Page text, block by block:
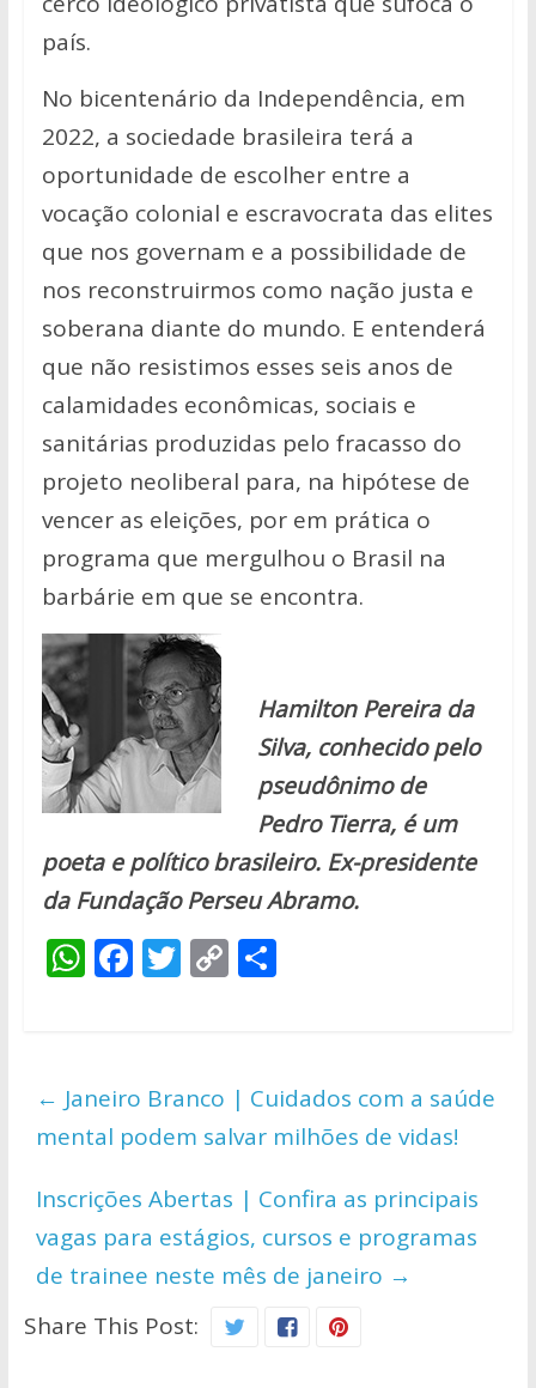
país.
No bicentenário da Independência, em
2022, a sociedade brasileira terá a
oportunidade de escolher entre a
vocação colonial e escravocrata das elites
que nos governam e a possibilidade de
nos reconstruirmos como nação justa e
soberana diante do mundo. E entenderá
que não resistimos esses seis anos de
calamidades econômicas, sociais e
sanitárias produzidas pelo fracasso do
projeto neoliberal para, na hipótese de
vencer as eleições, por em prática o
programa que mergulhou o Brasil na
barbárie em que se encontra.
Hamilton Pereira da
Silva, conhecido pelo
pseudônimo de
Pedro Tierra, é um
poeta e político brasileiro. Ex-presidente
da Fundação Perseu Abramo.
W
A
p
p
F
o
o
k
T C
Li
n
k
S
← Janeiro Branco | Cuidados com a saúde
mental podem salvar milhões de vidas!
Inscrições Abertas | Confira as principais
vagas para estágios, cursos e programas
de trainee neste mês de janeiro →
Share This Post: